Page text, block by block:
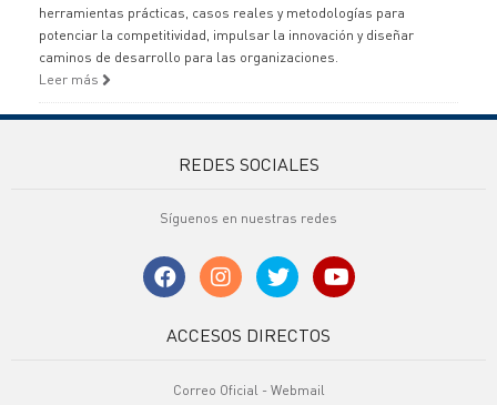
herramientas prácticas, casos reales y metodologías para
potenciar la competitividad, impulsar la innovación y diseñar
caminos de desarrollo para las organizaciones.
Leer más
REDES SOCIALES
Síguenos en nuestras redes
ACCESOS DIRECTOS
Correo Oficial - Webmail